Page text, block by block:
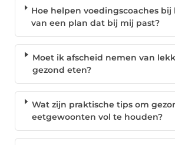
Hoe helpen voedingscoaches
van een plan dat bij mij past?
Moet ik afscheid nemen van
gezond eten?
Wat zijn praktische tips om
eetgewoonten vol te houden?